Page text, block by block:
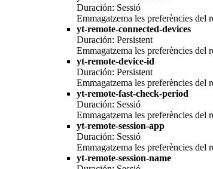
Duración: Sessió
Emmagatzema les preferències
yt-remote-connected-devices
Duración: Persistent
Emmagatzema les preferències
yt-remote-device-id
Duración: Persistent
Emmagatzema les preferències
yt-remote-fast-check-period
Duración: Sessió
Emmagatzema les preferències
yt-remote-session-app
Duración: Sessió
Emmagatzema les preferències
yt-remote-session-name